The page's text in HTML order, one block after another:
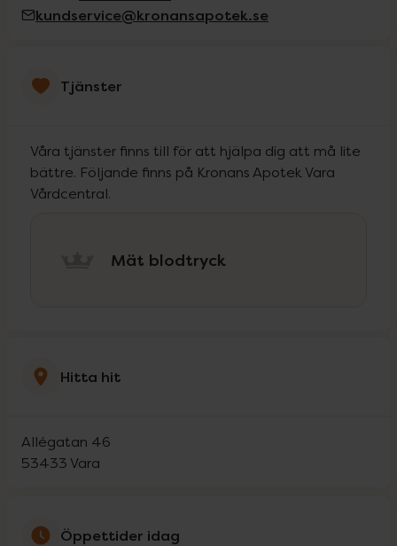
kundservice@kronansapotek.se
Tjänster
Våra tjänster finns till för att hjälpa dig att må lite
bättre. Följande finns på Kronans Apotek Vara
Vårdcentral.
Mät blodtryck
Hitta hit
Allégatan 46
53433 Vara
Öppettider idag